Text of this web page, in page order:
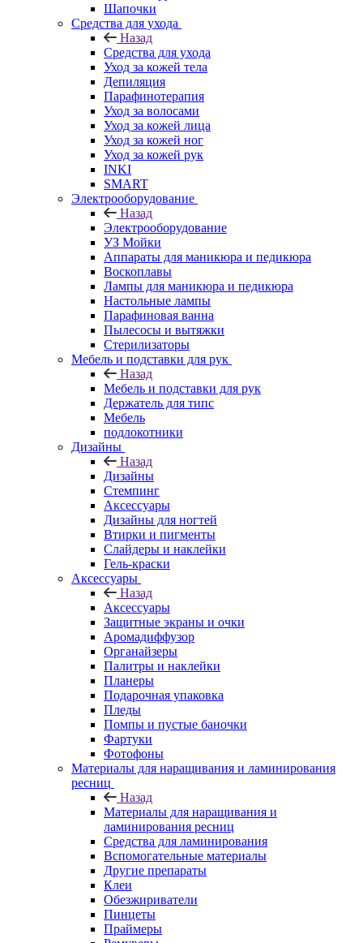
Шапочки
Средства для ухода
Назад
Средства для ухода
Уход за кожей тела
Депиляция
Парафинотерапия
Уход за волосами
Уход за кожей лица
Уход за кожей ног
Уход за кожей рук
INKI
SMART
Электрооборудование
Назад
Электрооборудование
УЗ Мойки
Аппараты для маникюра и педикюра
Воскоплавы
Лампы для маникюра и педикюра
Настольные лампы
Парафиновая ванна
Пылесосы и вытяжки
Стерилизаторы
Мебель и подставки для рук
Назад
Мебель и подставки для рук
Держатель для типс
Мебель
подлокотники
Дизайны
Назад
Дизайны
Стемпинг
Аксессуары
Дизайны для ногтей
Втирки и пигменты
Слайдеры и наклейки
Гель-краски
Аксессуары
Назад
Аксессуары
Защитные экраны и очки
Аромадиффузор
Органайзеры
Палитры и наклейки
Планеры
Подарочная упаковка
Пледы
Помпы и пустые баночки
Фартуки
Фотофоны
Материалы для наращивания и ламинирования
ресниц
Назад
Материалы для наращивания и
ламинирования ресниц
Средства для ламинирования
Вспомогательные материалы
Другие препараты
Клеи
Обезжириватели
Пинцеты
Праймеры